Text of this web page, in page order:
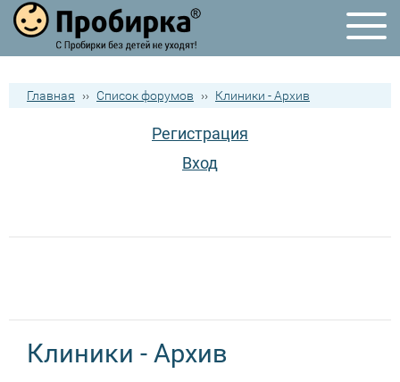
Главная ›› Список форумов ›› Клиники - Архив
Регистрация
Вход
Клиники - Архив